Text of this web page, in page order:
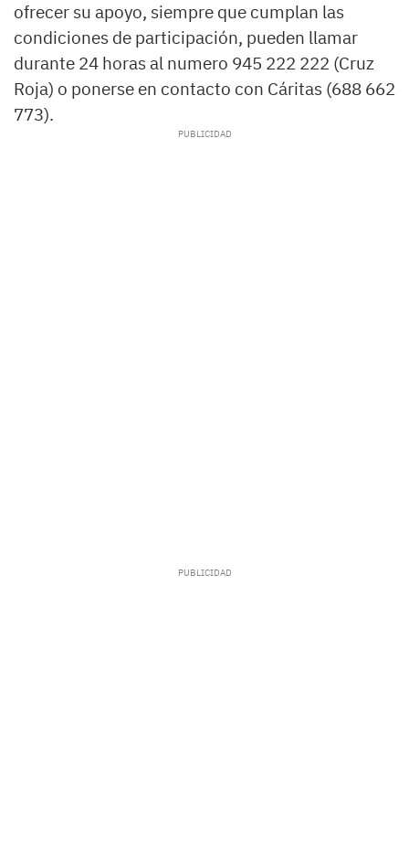
ofrecer su apoyo, siempre que cumplan las
condiciones de participación, pueden llamar
durante 24 horas al numero 945 222 222 (Cruz
Roja) o ponerse en contacto con Cáritas (688 662
773).